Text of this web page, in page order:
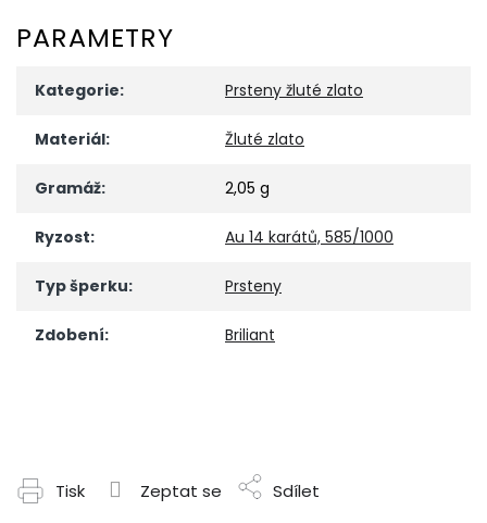
PARAMETRY
Kategorie: Prsteny žluté zlato
Materiál: Žluté zlato
Gramáž: 2,05 g
Ryzost: Au 14 karátů, 585/1000
Typ šperku: Prsteny
Zdobení: Briliant
Tisk Zeptat se Sdílet